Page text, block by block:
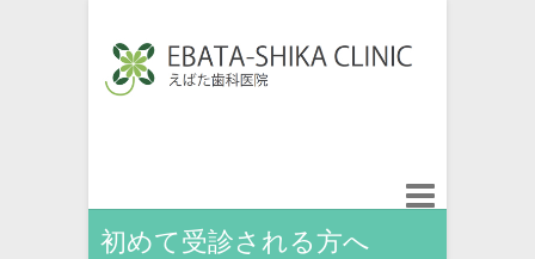
初めて受診される方へ